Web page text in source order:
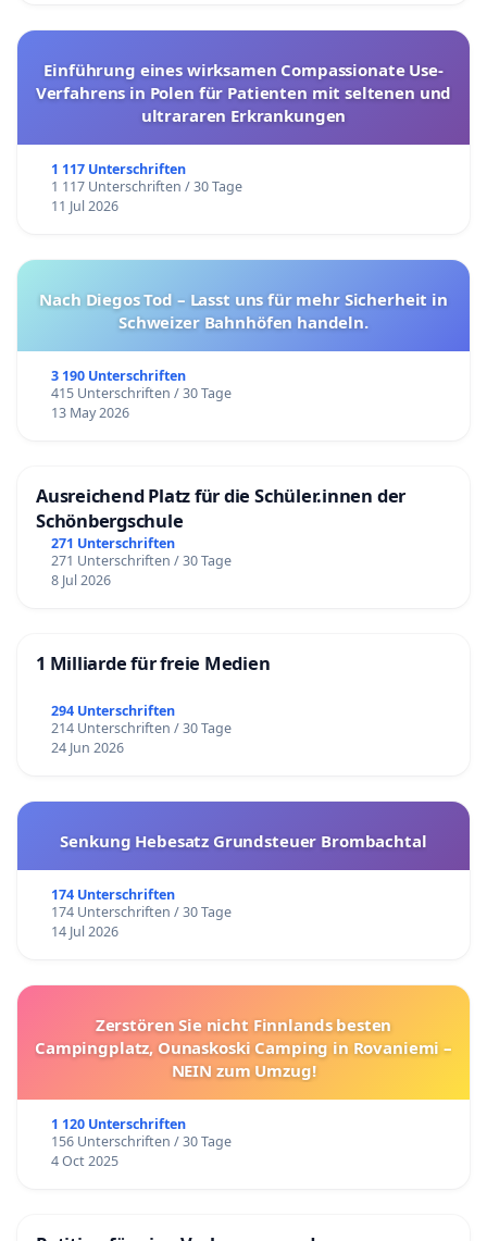
Einführung eines wirksamen Compassionate Use-
Verfahrens in Polen für Patienten mit seltenen und
ultrararen Erkrankungen
1 117 Unterschriften
1 117 Unterschriften / 30 Tage
11 Jul 2026
Nach Diegos Tod – Lasst uns für mehr Sicherheit in
Schweizer Bahnhöfen handeln.
3 190 Unterschriften
415 Unterschriften / 30 Tage
13 May 2026
Ausreichend Platz für die Schüler.innen der
Schönbergschule
271 Unterschriften
271 Unterschriften / 30 Tage
8 Jul 2026
1 Milliarde für freie Medien
294 Unterschriften
214 Unterschriften / 30 Tage
24 Jun 2026
Senkung Hebesatz Grundsteuer Brombachtal
174 Unterschriften
174 Unterschriften / 30 Tage
14 Jul 2026
Zerstören Sie nicht Finnlands besten
Campingplatz, Ounaskoski Camping in Rovaniemi –
NEIN zum Umzug!
1 120 Unterschriften
156 Unterschriften / 30 Tage
4 Oct 2025